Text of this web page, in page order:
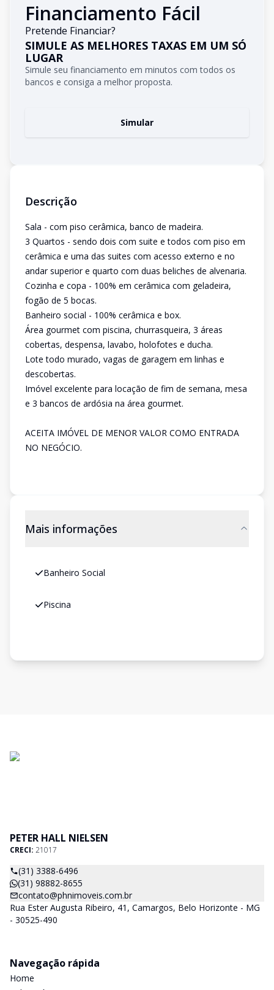
Financiamento Fácil
Pretende Financiar?
SIMULE AS MELHORES TAXAS EM UM SÓ
LUGAR
Simule seu financiamento em minutos com todos os
bancos e consiga a melhor proposta.
Simular
Descrição
Sala - com piso cerâmica, banco de madeira.
3 Quartos - sendo dois com suite e todos com piso em
cerâmica e uma das suites com acesso externo e no
andar superior e quarto com duas beliches de alvenaria.
Cozinha e copa - 100% em cerâmica com geladeira,
fogão de 5 bocas.
Banheiro social - 100% cerâmica e box.
Área gourmet com piscina, churrasqueira, 3 áreas
cobertas, despensa, lavabo, holofotes e ducha.
Lote todo murado, vagas de garagem em linhas e
descobertas.
Imóvel excelente para locação de fim de semana, mesa
e 3 bancos de ardósia na área gourmet.
ACEITA IMÓVEL DE MENOR VALOR COMO ENTRADA
NO NEGÓCIO.
Mais informações
Banheiro Social
Piscina
PETER HALL NIELSEN
CRECI: 21017
(31) 3388-6496
(31) 98882-8655
contato@phnimoveis.com.br
Rua Ester Augusta Ribeiro, 41, Camargos, Belo Horizonte - MG
- 30525-490
Navegação rápida
Home